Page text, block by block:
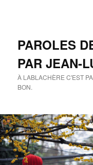
PAROLES
PAR JEAN-
À LABLACHÈRE C'EST
BON.